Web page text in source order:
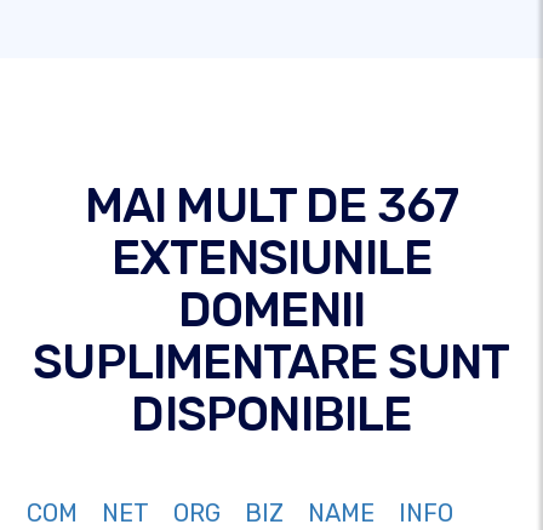
MAI MULT DE 367
EXTENSIUNILE
DOMENII
SUPLIMENTARE SUNT
DISPONIBILE
COM NET ORG BIZ NAME
INFO